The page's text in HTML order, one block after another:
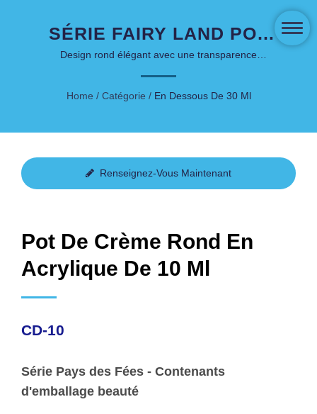
SÉRIE FAIRY LAND POT
ROND EN ACRYLIQUE DE
10 ML.
Design rond élégant avec une transparence
Home / Catégorie / En Dessous De 30 Ml
Renseignez-Vous Maintenant
Pot De Crème Rond En
Acrylique De 10 Ml
CD-10
Série Pays des Fées - Contenants
d'emballage beauté